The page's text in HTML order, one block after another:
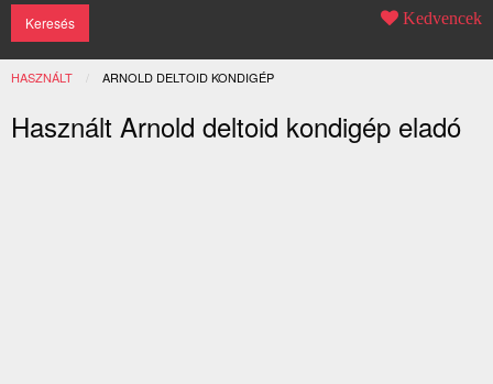
Kedvencek
HASZNÁLT JELENLEGI:
ARNOLD DELTOID KONDIGÉP
Használt Arnold deltoid kondigép eladó